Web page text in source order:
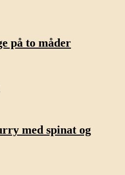
på to måder
med spinat og